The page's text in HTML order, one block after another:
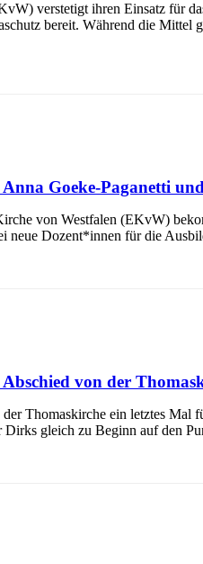
verstetigt ihren Einsatz für
bereit. Während die Mittel
Goeke-Paganetti
von Westfalen (EKvW)
neue Dozent*innen für die
von der
Thomaskirche ein letztes
gleich zu Beginn auf den